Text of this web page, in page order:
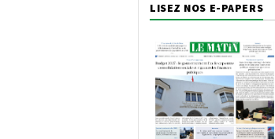
LISEZ NOS E-PAPERS